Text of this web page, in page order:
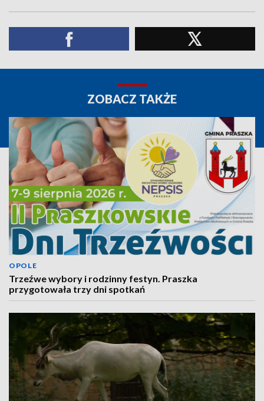
ZOBACZ TAKŻE
OPOLE
Trzeźwe wybory i rodzinny festyn. Praszka
przygotowała trzy dni spotkań